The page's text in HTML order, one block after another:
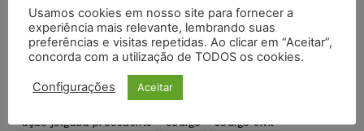
Nextdoor E-mail Mastodon
LinkedIn
ação de cobrança
ação julgada procedente
código
código civil
Usamos cookies em nosso site para fornecer a
experiência mais relevante, lembrando suas
preferências e visitas repetidas. Ao clicar em “Aceitar”,
concorda com a utilização de TODOS os cookies.
Configurações Aceitar